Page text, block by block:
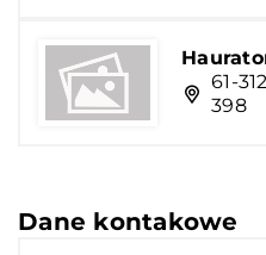
61-
398
Dane kontakowe